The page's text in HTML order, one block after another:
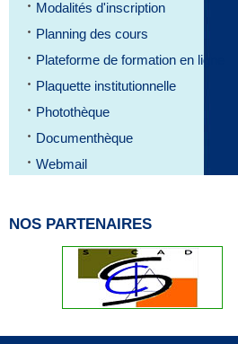
Modalités d'inscription
Planning des cours
Plateforme de formation en ligne
Plaquette institutionnelle
Photothèque
Documenthèque
Webmail
NOS PARTENAIRES